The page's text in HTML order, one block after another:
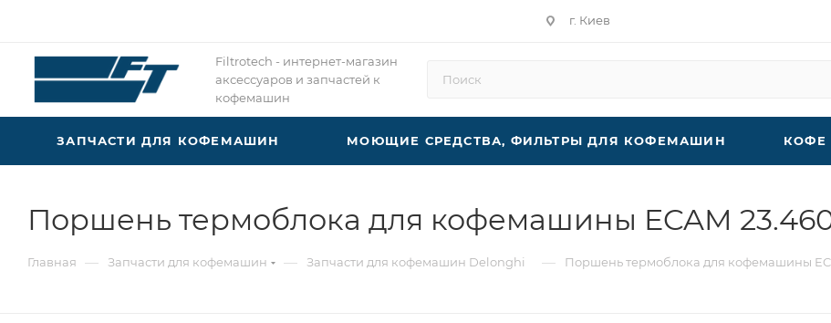
г. Киев
Filtrotech - интернет-магазин
аксессуаров и запчастей к
кофемашин
ЗАПЧАСТИ ДЛЯ КОФЕМАШИН МОЮЩИЕ СРЕДСТВА, ФИЛЬТРЫ ДЛЯ КОФЕМАШИН КОФЕ
Поршень термоблока для кофемашины ECAM 23.460
Главная — Запчасти для кофемашин — Запчасти для кофемашин Delonghi — Поршень термоблока для кофемашины